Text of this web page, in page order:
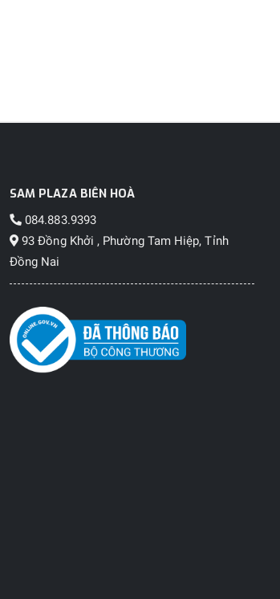
SAM PLAZA BIÊN HOÀ
084.883.9393
93 Đồng Khởi , Phường Tam Hiệp, Tỉnh
Đồng Nai